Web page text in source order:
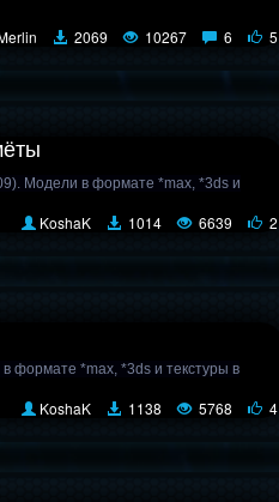
2069 10267 6 5
Модели в формате *max, *3ds и
KoshaK 1014 6639 2
формате *max, *3ds и текстуры в
KoshaK 1138 5768 4